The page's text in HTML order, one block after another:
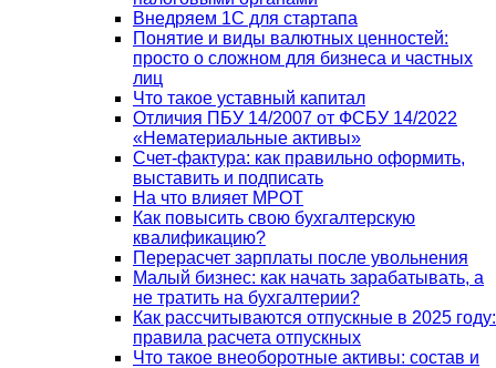
Внедряем 1С для стартапа
Понятие и виды валютных ценностей:
просто о сложном для бизнеса и частных
лиц
Что такое уставный капитал
Отличия ПБУ 14/2007 от ФСБУ 14/2022
«Нематериальные активы»
Счет-фактура: как правильно оформить,
выставить и подписать
На что влияет МРОТ
Как повысить свою бухгалтерскую
квалификацию?
Перерасчет зарплаты после увольнения
Малый бизнес: как начать зарабатывать, а
не тратить на бухгалтерии?
Как рассчитываются отпускные в 2025 году:
правила расчета отпускных
Что такое внеоборотные активы: состав и